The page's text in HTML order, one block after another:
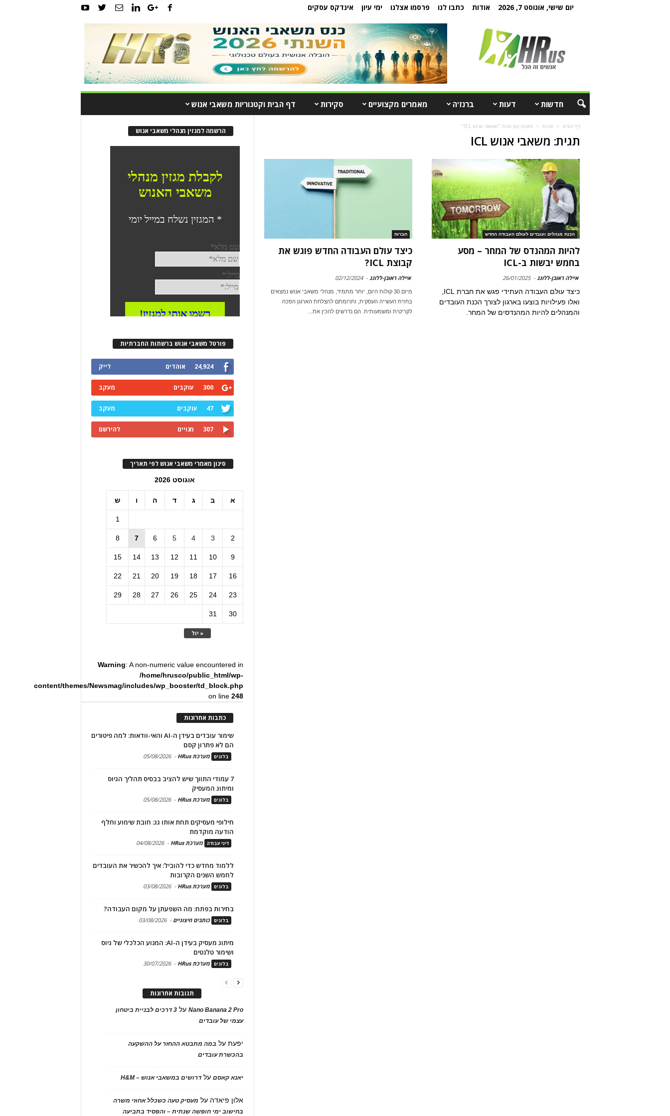
יום שישי, אוגוסט 7, 2026 אודות כתבו לנו פרסמו אצלנו ימי עיון אינדקס עסקים
חדשות דעות ברנז'ה מאמרים מקצועיים סקירות דף הבית וקטגוריות משאבי אנוש
דף הבית תגיות כתבות עם תגית "משאבי אנוש ICL"
תגית: משאבי אנוש ICL
הכנת מנהלים ועובדים לעולם העבודה החדש
להיות המהנדס של המחר – מסע
בחמש יבשות ב-ICL
איילה ראובן-ללונג -
26/01/2025
ואלו פעילויות בוצעו בארגון לצורך הכנת העובדים
והמנהלים להיות המהנדסים של המחר.
חברות
כיצד עולם העבודה החדש פוגש את
קבוצת ICL?
איילה ראובן-ללונג -
02/12/2024
מיזם 30 קולות היום, יותר מתמיד, מנהלי משאבי אנוש נמצאים
בחזית העשייה העסקית, ותרומתם להצלחת הארגון הפכה
לקריטית ומשמעותית. הם נדרשים להכין את...
הרשמה למגזין מנהלי משאבי אנוש
פורטל משאבי אנוש ברשתות החברתיות
24,924 אוהדים לייק
300 עוקבים מעקב
47 עוקבים מעקב
307 מנויים להירשם
סינון מאמרי משאבי אנוש לפי תאריך
אוגוסט 2026
א ב ג ד ה ו ש
« יול
1
2
3
4
5
6
7
8
9
10
11
12
13
14
15
16
17
18
19
20
21
22
23
24
25
26
27
28
29
30
31
Warning: A non-numeric value encountered in
/home/hrusco/public_html/wp-
content/themes/Newsmag/includes/wp_booster/td_block.php
on line248
כתבות אחרונות
שימור עובדים בעידן ה-AI והאי-וודאות: למה פיטורים
הם לא פתרון קסם
בלוגים מערכת HRus -
05/08/2026
7 עמודי התווך שיש להציב בבסיס תהליך הגיוס
ומיתוג המעסיק
בלוגים מערכת HRus -
05/08/2026
חילופי מעסיקים תחת אותו גג: חובת שימוע וחלף
הודעה מוקדמת
דיני עבודה מערכת HRus -
04/08/2026
ללמוד מחדש כדי להוביל: איך להכשיר את העובדים
לחמש השנים הקרובות
בלוגים מערכת HRus -
03/08/2026
בחירות בפתח: מה השפעתן על מקום העבודה?
בלוגים כותבים חיצוניים -
03/08/2026
מיתוג מעסיק בעידן ה-AI: המנוע הכלכלי של גיוס
ושימור טלנטים
בלוגים מערכת HRus -
30/07/2026
תגובות אחרונות
Nano Banana 2 Proעל
3 דרכים לבניית ביטחון
עצמי של עובדים
יפעתעל במה מתבטא ההחזר על ההשקעה
בהכשרת עובדים
יאנא קאסםעלדרושים במשאבי אנוש – H&M
אלון פיאדה על מעסיק טעה כשכלל אחוזי משרה
בחישוב ימי חופשה שנתית – והפסיד בתביעה